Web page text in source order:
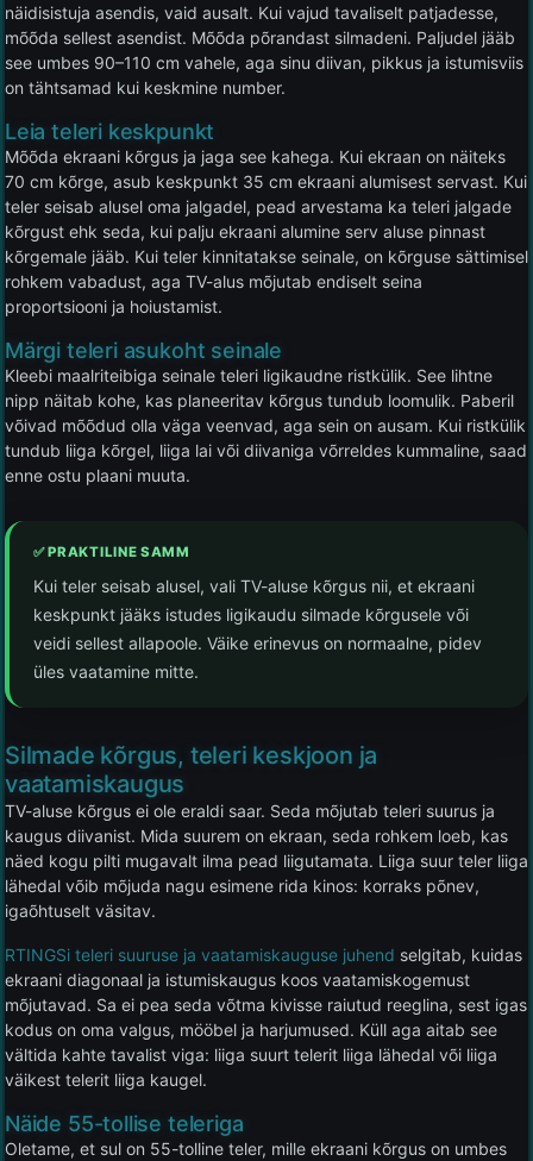
näidisistuja asendis, vaid ausalt. Kui vajud tavaliselt patjadesse,
mõõda sellest asendist. Mõõda põrandast silmadeni. Paljudel jääb
see umbes 90–110 cm vahele, aga sinu diivan, pikkus ja istumisviis
on tähtsamad kui keskmine number.
Leia teleri keskpunkt
Mõõda ekraani kõrgus ja jaga see kahega. Kui ekraan on näiteks
70 cm kõrge, asub keskpunkt 35 cm ekraani alumisest servast. Kui
teler seisab alusel oma jalgadel, pead arvestama ka teleri jalgade
kõrgust ehk seda, kui palju ekraani alumine serv aluse pinnast
kõrgemale jääb. Kui teler kinnitatakse seinale, on kõrguse sättimisel
rohkem vabadust, aga TV-alus mõjutab endiselt seina
proportsiooni ja hoiustamist.
Märgi teleri asukoht seinale
Kleebi maalriteibiga seinale teleri ligikaudne ristkülik. See lihtne
nipp näitab kohe, kas planeeritav kõrgus tundub loomulik. Paberil
võivad mõõdud olla väga veenvad, aga sein on ausam. Kui ristkülik
tundub liiga kõrgel, liiga lai või diivaniga võrreldes kummaline, saad
enne ostu plaani muuta.
✅ PRAKTILINE SAMM
Kui teler seisab alusel, vali TV-aluse kõrgus nii, et ekraani
keskpunkt jääks istudes ligikaudu silmade kõrgusele või
veidi sellest allapoole. Väike erinevus on normaalne, pidev
üles vaatamine mitte.
Silmade kõrgus, teleri keskjoon ja
vaatamiskaugus
TV-aluse kõrgus ei ole eraldi saar. Seda mõjutab teleri suurus ja
kaugus diivanist. Mida suurem on ekraan, seda rohkem loeb, kas
näed kogu pilti mugavalt ilma pead liigutamata. Liiga suur teler liiga
lähedal võib mõjuda nagu esimene rida kinos: korraks põnev,
igaõhtuselt väsitav.
RTINGSi teleri suuruse ja vaatamiskauguse juhend selgitab, kuidas
ekraani diagonaal ja istumiskaugus koos vaatamiskogemust
mõjutavad. Sa ei pea seda võtma kivisse raiutud reeglina, sest igas
kodus on oma valgus, mööbel ja harjumused. Küll aga aitab see
vältida kahte tavalist viga: liiga suurt telerit liiga lähedal või liiga
väikest telerit liiga kaugel.
Näide 55-tollise teleriga
Oletame, et sul on 55-tolline teler, mille ekraani kõrgus on umbes